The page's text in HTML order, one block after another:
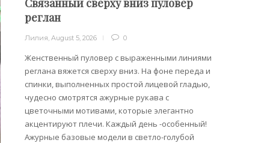
реглан
Лилия ,August 5, 2026 0
Женственный пуловер с выраженными линиями
реглана вяжется сверху вниз. На фоне переда и
спинки, выполненных простой лицевой гладью,
чудесно смотрятся ажурные рукава с
цветочными мотивами, которые элегантно
акцентируют плечи. Каждый день -особенный!
Ажурные базовые модели в светло-голубой